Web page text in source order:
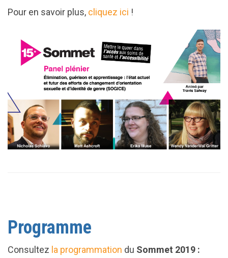
Pour en savoir plus, cliquez ici !
Programme
Consultez la programmation du Sommet 2019 :